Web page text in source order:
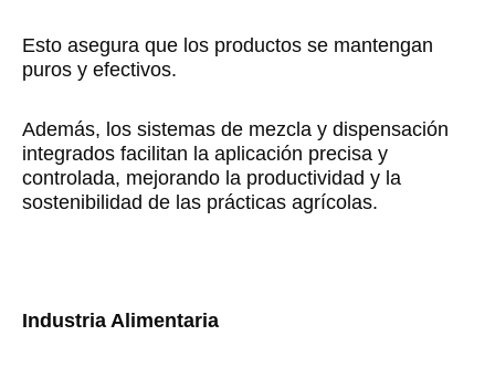
Esto asegura que los productos se mantengan
puros y efectivos.
Además, los sistemas de mezcla y dispensación
integrados facilitan la aplicación precisa y
controlada, mejorando la productividad y la
sostenibilidad de las prácticas agrícolas.
Industria Alimentaria